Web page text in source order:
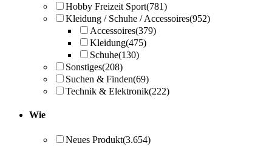
Hobby Freizeit Sport(781)
Kleidung / Schuhe / Accessoires(952)
Accessoires(379)
Kleidung(475)
Schuhe(130)
Sonstiges(208)
Suchen & Finden(69)
Technik & Elektronik(222)
Wie
Neues Produkt(3.654)